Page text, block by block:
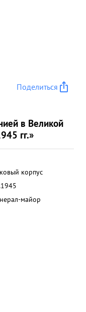
Поделиться
в Великой
гг.»
корпус
майор